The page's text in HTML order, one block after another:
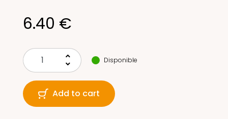
6.40 €
keyboard_arrow_up
keyboard_arrow_down
Disponible
Add to cart